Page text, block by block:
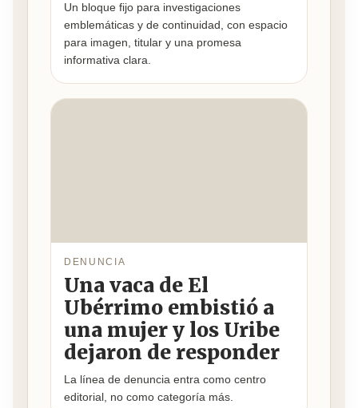
Un bloque fijo para investigaciones
emblemáticas y de continuidad, con espacio
para imagen, titular y una promesa
informativa clara.
DENUNCIA
Una vaca de El
Ubérrimo embistió a
una mujer y los Uribe
dejaron de responder
La línea de denuncia entra como centro
editorial, no como categoría más.